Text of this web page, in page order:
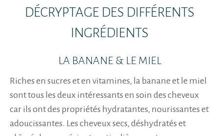
DÉCRYPTAGE DES DIFFÉRENTS
INGRÉDIENTS
LA BANANE & LE MIEL
Riches en sucres et en vitamines, la banane et le miel
sont tous les deux intéressants en soin des cheveux
car ils ont des propriétés hydratantes, nourissantes et
adoucissantes. Les cheveux secs, déshydratés et